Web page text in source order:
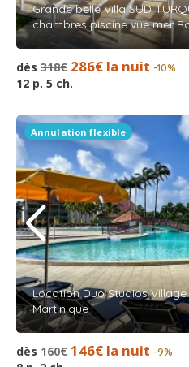
Grande belle Villa SUD
chambres piscine vue mer
dès 318€ 286€ la nuit -10%
12 p. 5 ch.
Annulation flexible
Location Duo Studios
Martinique
dès 160€ 146€ la nuit -9%